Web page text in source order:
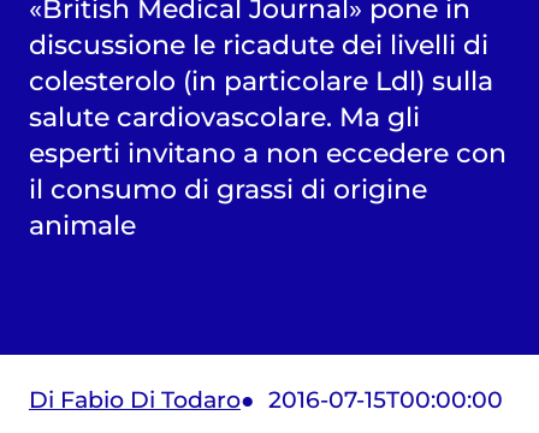
«British Medical Journal» pone in
discussione le ricadute dei livelli di
colesterolo (in particolare Ldl) sulla
salute cardiovascolare. Ma gli
esperti invitano a non eccedere con
il consumo di grassi di origine
animale
Di Fabio Di Todaro 2016-07-15T00:00:00